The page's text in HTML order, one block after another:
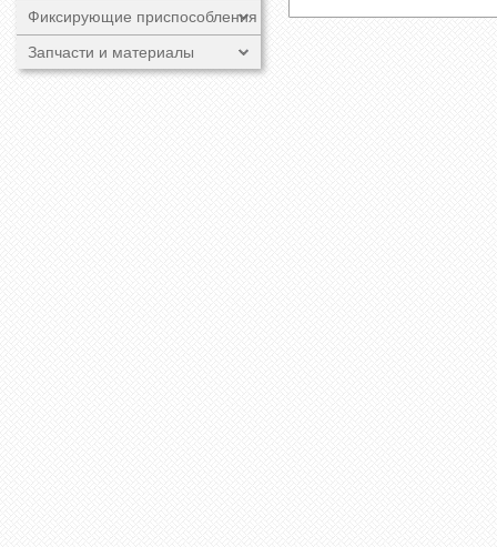
Фиксирующие приспособления
Запчасти и материалы